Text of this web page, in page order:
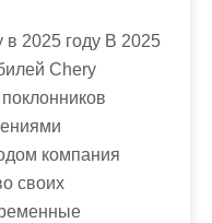
2025 году В 2025
Chery
компания
своих